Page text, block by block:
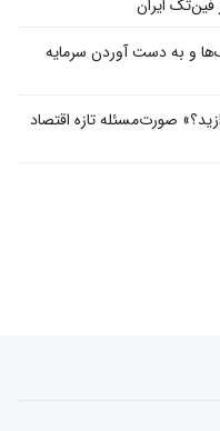
ایران
و به دست آوردن سرمایه
صورت‌مسئله تازه اقتصاد